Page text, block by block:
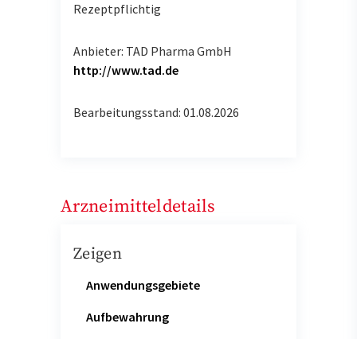
Rezeptpflichtig
Anbieter: TAD Pharma GmbH
http://www.tad.de
Bearbeitungsstand: 01.08.2026
Arzneimitteldetails
Zeigen
Anwendungsgebiete
Aufbewahrung